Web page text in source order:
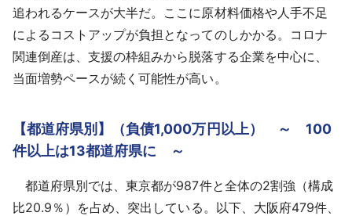
追われるケースが大半だ。ここに原材料価格や人手不足
によるコストアップが負担となってのしかかる。コロナ
関連倒産は、支援の枠組みから脱落する企業を中心に、
当面増勢ペースが続く可能性が高い。
【都道府県別】（負債1,000万円以上） ～ 100
件以上は13都道府県に ～
都道府県別では、東京都が987件と全体の2割強（構成
比20.9％）を占め、突出している。以下、大阪府479件、